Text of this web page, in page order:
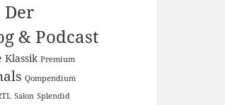
Der
& Podcast
Klassik Premium
Qompendium
Salon Splendid